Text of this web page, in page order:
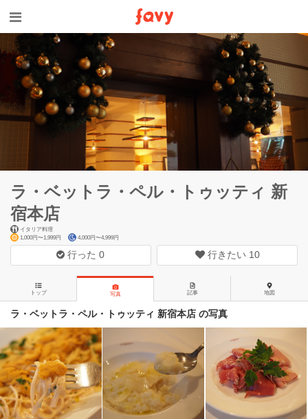
ラ・ベットラ・ペル・トゥッティ 新
宿本店
イタリア料理
1,000円〜1,999円
4,000円〜4,999円
行った0 行きたい 10
トップ 写真 記事 地図
ラ・ベットラ・ペル・トゥッティ 新宿本店 の写真